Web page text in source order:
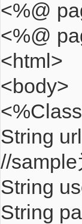
<%@
<%@
<html>
<body>
String
//
String
String